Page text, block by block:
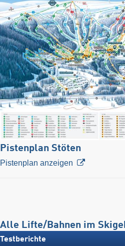
Pistenplan Stöten
Pistenplan anzeigen
Alle Lifte/Bahnen im
Testberichte